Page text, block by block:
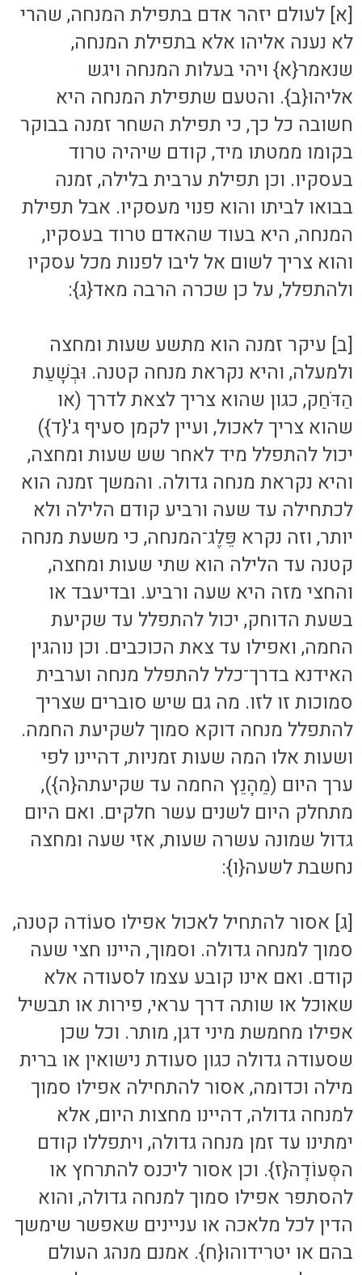
[א] לעולם יזהר אדם בתפילת המנחה, שהרי
לא נענה אליהו אלא בתפילת המנחה,
שנאמר{א} ויהי בעלות המנחה ויגש
אליהו{ב}. והטעם שתפילת המנחה היא
חשובה כל כך, כי תפילת השחר זמנה בבוקר
בקומו ממטתו מיד, קודם שיהיה טרוד
בעסקיו. וכן תפילת ערבית בלילה, זמנה
בבואו לביתו והוא פנוי מעסקיו. אבל תפילת
המנחה, היא בעוד שהאדם טרוד בעסקיו,
והוא צריך לשום אל ליבו לפנות מכל עסקיו
ולהתפלל, על כן שכרה הרבה מאד{ג}:
[ב] עיקר זמנה הוא מתשע שעות ומחצה
ולמעלה, והיא נקראת מנחה קטנה. וּבְשָׁעַת
הַדֹּחַק, כגון שהוא צריך לצאת לדרך (או
שהוא צריך לאכול, ועיין לקמן סעיף ג'{ד})
יכול להתפלל מיד לאחר שש שעות ומחצה,
והיא נקראת מנחה גדולה. והמשך זמנה הוא
לכתחילה עד שעה ורביע קודם הלילה ולא
יותר, וזה נקרא פֵּלֶג־המנחה, כי משעת מנחה
קטנה עד הלילה הוא שתי שעות ומחצה,
והחצי מזה היא שעה ורביע. ובדיעבד או
בשעת הדוחק, יכול להתפלל עד שקיעת
החמה, ואפילו עד צאת הכוכבים. וכן נוהגין
האידנא בדרך־כלל להתפלל מנחה וערבית
סמוכות זו לזו. מה גם שיש סוברים שצריך
להתפלל מנחה דוקא סמוך לשקיעת החמה.
ושעות אלו המה שעות זמניות, דהיינו לפי
ערך היום (מֵהָנֵץ החמה עד שקיעתה{ה}),
מתחלק היום לשנים עשר חלקים. ואם היום
גדול שמונה עשרה שעות, אזי שעה ומחצה
נחשבת לשעה{ו}:
[ג] אסור להתחיל לאכול אפילו סעוֹדה קטנה,
סמוך למנחה גדולה. וסמוך, היינו חצי שעה
קודם. ואם אינו קובע עצמו לסעודה אלא
שאוכל או שותה דרך עראי, פירות או תבשיל
אפילו מחמשת מיני דגן, מותר. וכל שכן
שסעודה גדולה כגון סעודת נישואין או ברית
מילה וכדומה, אסור להתחילה אפילו סמוך
למנחה גדולה, דהיינו מחצות היום, אלא
ימתינו עד זמן מנחה גדולה, ויתפללו קודם
הסְּעוֹדָה{ז}. וכן אסור ליכנס להתרחץ או
להסתפר אפילו סמוך למנחה גדולה, והוא
הדין לכל מלאכה או עניינים שאפשר שימשך
בהם או יטרידוהו{ח}. אמנם מנהג העולם